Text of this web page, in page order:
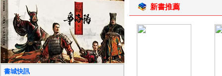
書城快訊
新書推薦